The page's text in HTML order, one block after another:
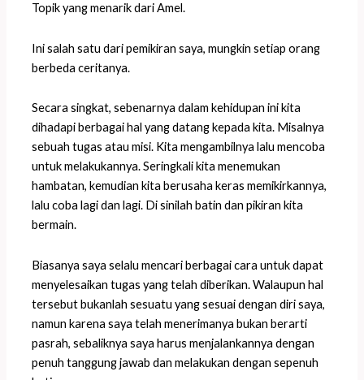
Topik yang menarik dari Amel.
Ini salah satu dari pemikiran saya, mungkin setiap orang
berbeda ceritanya.
Secara singkat, sebenarnya dalam kehidupan ini kita
dihadapi berbagai hal yang datang kepada kita. Misalnya
sebuah tugas atau misi. Kita mengambilnya lalu mencoba
untuk melakukannya. Seringkali kita menemukan
hambatan, kemudian kita berusaha keras memikirkannya,
lalu coba lagi dan lagi. Di sinilah batin dan pikiran kita
bermain.
Biasanya saya selalu mencari berbagai cara untuk dapat
menyelesaikan tugas yang telah diberikan. Walaupun hal
tersebut bukanlah sesuatu yang sesuai dengan diri saya,
namun karena saya telah menerimanya bukan berarti
pasrah, sebaliknya saya harus menjalankannya dengan
penuh tanggung jawab dan melakukan dengan sepenuh